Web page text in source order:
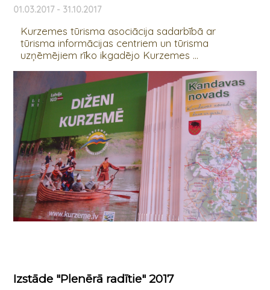
01.03.2017 - 31.10.2017
Kurzemes tūrisma asociācija sadarbībā ar
tūrisma informācijas centriem un tūrisma
uzņēmējiem rīko ikgadējo Kurzemes ...
Izstāde "Plenērā radītie" 2017